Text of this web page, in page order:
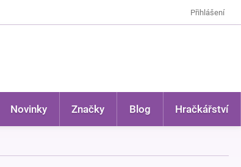
Přihlášení
Novinky Značky Blog Hračkářství